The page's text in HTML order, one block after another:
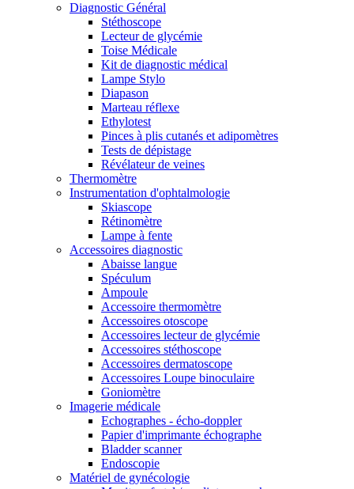
Diagnostic Général
Stéthoscope
Lecteur de glycémie
Toise Médicale
Kit de diagnostic médical
Lampe Stylo
Diapason
Marteau réflexe
Ethylotest
Pinces à plis cutanés et adipomètres
Tests de dépistage
Révélateur de veines
Thermomètre
Instrumentation d'ophtalmologie
Skiascope
Rétinomètre
Lampe à fente
Accessoires diagnostic
Abaisse langue
Spéculum
Ampoule
Accessoire thermomètre
Accessoires otoscope
Accessoires lecteur de glycémie
Accessoires stéthoscope
Accessoires dermatoscope
Accessoires Loupe binoculaire
Goniomètre
Imagerie médicale
Echographes - écho-doppler
Papier d'imprimante échographe
Bladder scanner
Endoscopie
Matériel de gynécologie